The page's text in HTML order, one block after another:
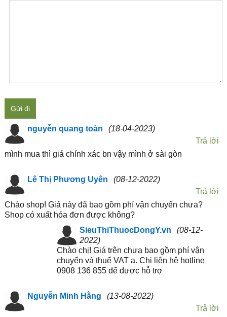
Gửi đi
nguyễn quang toàn
(18-04-2023)
Trả lời
mình mua thì giá chính xác bn vậy mình ở sài gòn
Lê Thị Phương Uyên
(08-12-2022)
Trả lời
Chào shop! Giá này đã bao gồm phí vận chuyển chưa?
Shop có xuất hóa đơn được không?
SieuThiThuocDongY.vn
(08-12-
2022)
Chào chị! Giá trên chưa bao gồm phí vận
chuyển và thuế VAT ạ. Chị liên hệ hotline
0908 136 855 để được hỗ trợ
Nguyễn Minh Hằng
(13-08-2022)
Trả lời